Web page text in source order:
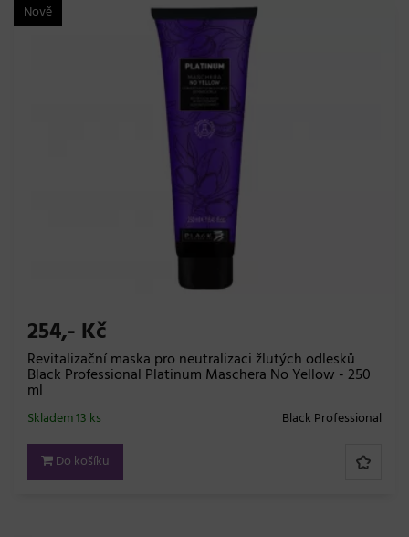
Nově
254,- Kč
Revitalizační maska pro neutralizaci žlutých odlesků
Black Professional Platinum Maschera No Yellow - 250
ml
Black Professional
Skladem 13 ks
Do košíku